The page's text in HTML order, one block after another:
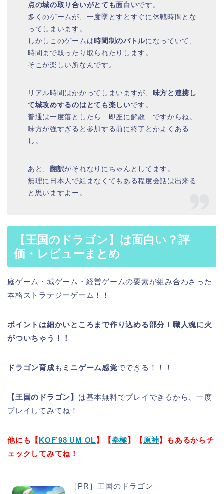
点の城の取り合いがとても面白いです。
多くのゲームが、一度墜とすとすぐに休戦時間とな
ってしまいます。
しかしこのゲームは時間制のバトルになっていて、
時間まで取ったり取られたりします。
そこが楽しい所なんです。
リアル時間はかかってしまいますが、
味方と連携し
て城攻めするのはとても楽しいです。
普通は一度落としたら 即座に解散 ですからね。
味方が強すぎると参加する前に終了とかよくある
し。
あと、翻訳がそれなりにちゃんとしてます。
無理に日本人で組まなくてもある程度会話は出来る
と思いますよー。
【王国のドラゴン】は面白い？評
価・レビューまとめ
庭ゲーム・城ゲーム・経営ゲームの要素が組み合わさった
本格ストラテジーゲーム！！
ポイントは細かいところまで作り込める部分！職人魂に火
がついちゃう！！
ドラゴン育成 も ミニゲーム感覚でできる！！！
【王国のドラゴン】 は基本無料でプレイできるから、一度
プレイしてみてね！
他にも【KOF’98 UM OL】【拳極】【 原神】もあるからチ
ェックしてみてね！
［PR］王国のドラゴン